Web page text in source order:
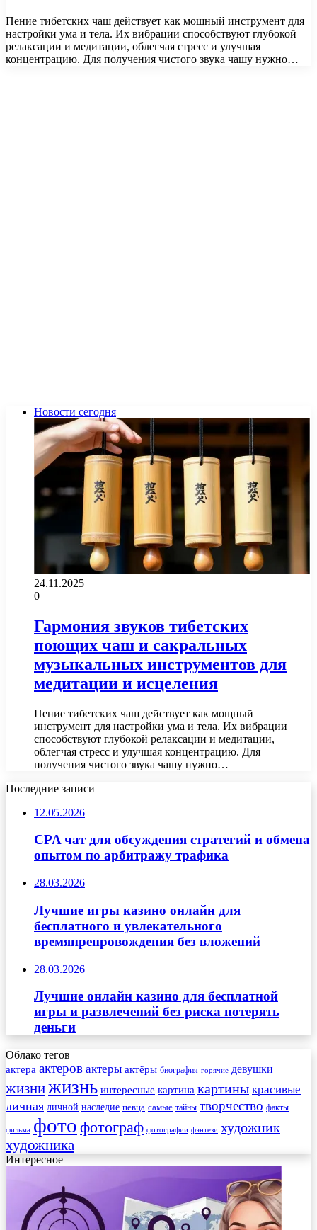
Пение тибетских чаш действует как мощный инструмент для
настройки ума и тела. Их вибрации способствуют глубокой
релаксации и медитации, облегчая стресс и улучшая
концентрацию. Для получения чистого звука чашу нужно…
Новости сегодня
24.11.2025
0
Гармония звуков тибетских
поющих чаш и сакральных
музыкальных инструментов для
медитации и исцеления
Пение тибетских чаш действует как мощный
инструмент для настройки ума и тела. Их вибрации
способствуют глубокой релаксации и медитации,
облегчая стресс и улучшая концентрацию. Для
получения чистого звука чашу нужно…
Последние записи
12.05.2026
CPA чат для обсуждения стратегий и обмена
опытом по арбитражу трафика
28.03.2026
Лучшие игры казино онлайн для
бесплатного и увлекательного
времяпрепровождения без вложений
28.03.2026
Лучшие онлайн казино для бесплатной
игры и развлечений без риска потерять
деньги
Облако тегов
актера актеров актеры актёры биография горячие девушки
жизнижизнь интересные картина картины красивые
личная личной наследие певца самые тайны творчество факты
фильма фото фотограф фотографии фэнтези художник
художника
Интересное